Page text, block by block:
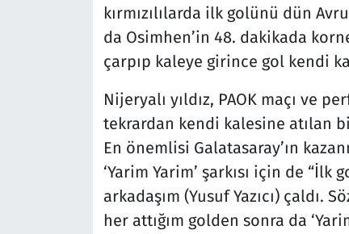
kırmızılılarda ilk golünü dün
da Osimhen’in 48. dakikada
çarpıp kaleye girince gol kendi
Nijeryalı yıldız, PAOK maçı ve
tekrardan kendi kalesine atılan
En önemlisi Galatasaray’ın
‘Yarim Yarim’ şarkısı için de
arkadaşım (Yusuf Yazıcı) çaldı.
her attığım golden sonra da